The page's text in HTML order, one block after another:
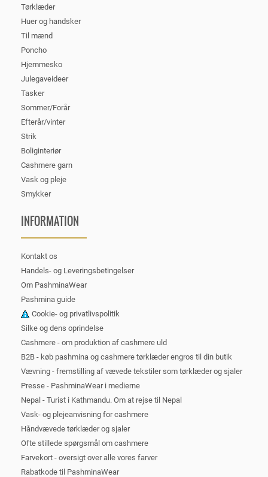
Tørklæder
Huer og handsker
Til mænd
Poncho
Hjemmesko
Julegaveideer
Tasker
Sommer/Forår
Efterår/vinter
Strik
Boliginteriør
Cashmere garn
Vask og pleje
Smykker
INFORMATION
Kontakt os
Handels- og Leveringsbetingelser
Om PashminaWear
Pashmina guide
Cookie- og privatlivspolitik
Silke og dens oprindelse
Cashmere - om produktion af cashmere uld
B2B - køb pashmina og cashmere tørklæder engros til din butik
Vævning - fremstilling af vævede tekstiler som tørklæder og sjaler
Presse - PashminaWear i medierne
Nepal - Turist i Kathmandu. Om at rejse til Nepal
Vask- og plejeanvisning for cashmere
Håndvævede tørklæder og sjaler
Ofte stillede spørgsmål om cashmere
Farvekort - oversigt over alle vores farver
Rabatkode til PashminaWear